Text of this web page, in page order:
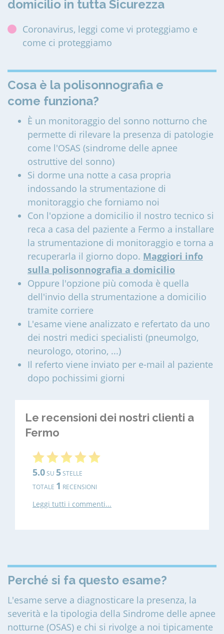
domicilio in tutta Sicurezza
Coronavirus, leggi come vi proteggiamo e
come ci proteggiamo
Cosa è la polisonnografia e
come funziona?
È un monitoraggio del sonno notturno che
permette di rilevare la presenza di patologie
come l'OSAS (sindrome delle apnee
ostruttive del sonno)
Si dorme una notte a casa propria
indossando la strumentazione di
monitoraggio che forniamo noi
Con l'opzione a domicilio il nostro tecnico si
reca a casa del paziente a Fermo a installare
la strumentazione di monitoraggio e torna a
recuperarla il giorno dopo. Maggiori info
sulla polisonnografia a domicilio
Oppure l'opzione più comoda è quella
dell'invio della strumentazione a domicilio
tramite corriere
L'esame viene analizzato e refertato da uno
dei nostri medici specialisti (pneumolgo,
neurologo, otorino, ...)
Il referto viene inviato per e-mail al paziente
dopo pochissimi giorni
Le recensioni dei nostri clienti a
Fermo
5.0SU 5STELLE
TOTALE 1 RECENSIONI
Leggi tutti i commenti...
Perché si fa questo esame?
L'esame serve a diagnosticare la presenza, la
severità e la tipologia della Sindrome delle apnee
notturne (OSAS) e chi si rivolge a noi tipicamente